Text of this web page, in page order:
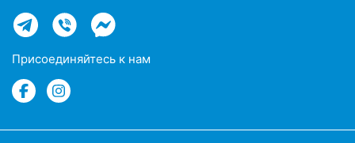
Присоединяйтесь к нам